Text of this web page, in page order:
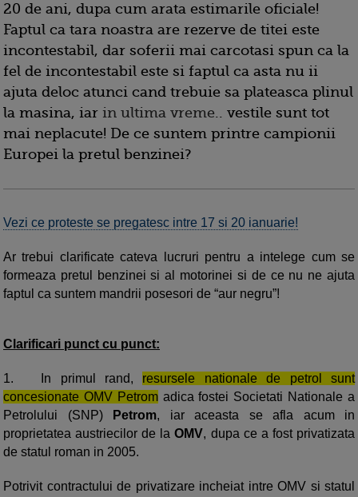
20 de ani, dupa cum arata estimarile oficiale!
Faptul ca tara noastra are rezerve de titei este
incontestabil, dar soferii mai carcotasi spun ca la
fel de incontestabil este si faptul ca asta nu ii
ajuta deloc atunci cand trebuie sa plateasca plinul
la masina, iar in ultima vreme.. vestile sunt tot
mai neplacute! De ce suntem printre campionii
Europei la pretul benzinei?
Vezi ce proteste se pregatesc intre 17 si 20 ianuarie!
Ar trebui clarificate cateva lucruri pentru a intelege cum se
formeaza pretul benzinei si al motorinei si de ce nu ne ajuta
faptul ca suntem mandrii posesori de “aur negru”!
Clarificari punct cu punct:
1. In primul rand, resursele nationale de petrol sunt
concesionate OMV Petromadica fostei Societati Nationale a
Petrolului (SNP)
Petrom, iar aceasta se afla acum in
proprietatea austriecilor de laOMV, dupa ce a fost privatizata
de statul roman in 2005.
Potrivit contractului de privatizare incheiat intre OMV si statul